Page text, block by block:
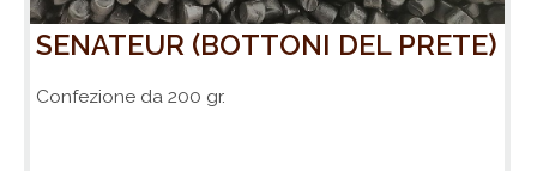
SENATEUR (BOTTONI DEL PRETE)
Confezione da 200 gr.